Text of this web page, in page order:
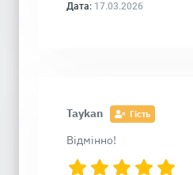
Дата: 17.03.2026
Taykan Гість
Відмінно!